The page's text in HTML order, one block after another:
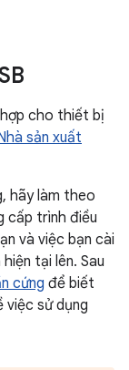
cho thiết bị
sản xuất
hãy làm theo
cấp trình điều
và việc bạn cài
tại lên. Sau
cứng để biết
việc sử dụng